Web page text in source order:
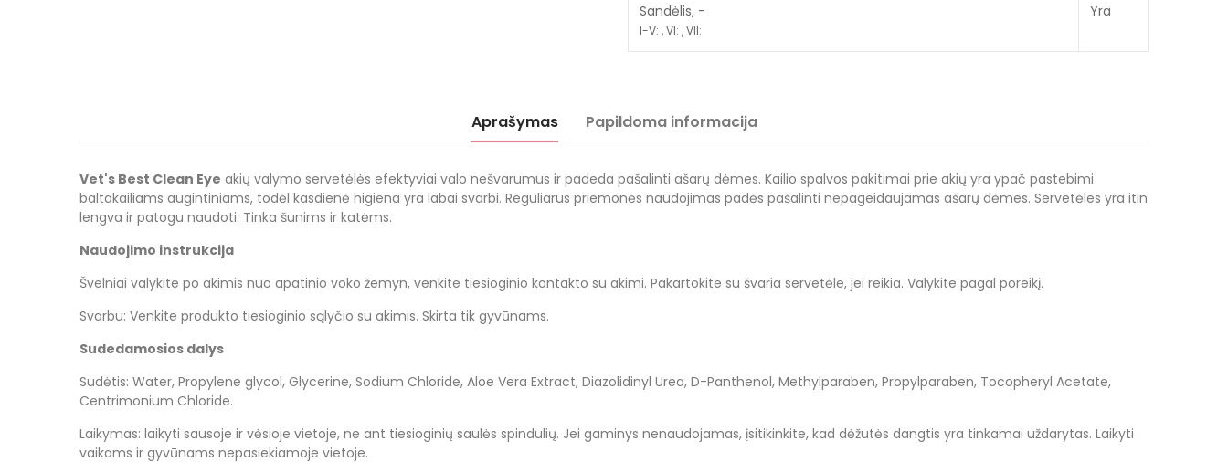
Sandėlis, -
I-V: , VI: , VII:
Yra
Aprašymas Papildoma informacija
Vet's Best Clean Eye akių valymo servetėlės efektyviai valo nešvarumus ir padeda pašalinti ašarų dėmes. Kailio spalvos pakitimai prie akių yra ypač pastebimi
baltakailiams augintiniams, todėl kasdienė higiena yra labai svarbi. Reguliarus priemonės naudojimas padės pašalinti nepageidaujamas ašarų dėmes. Servetėles yra itin
lengva ir patogu naudoti. Tinka šunims ir katėms.
Naudojimo instrukcija
Švelniai valykite po akimis nuo apatinio voko žemyn, venkite tiesioginio kontakto su akimi. Pakartokite su švaria servetėle, jei reikia. Valykite pagal poreikį.
Svarbu: Venkite produkto tiesioginio sąlyčio su akimis. Skirta tik gyvūnams.
Sudedamosios dalys
Sudėtis: Water, Propylene glycol, Glycerine, Sodium Chloride, Aloe Vera Extract, Diazolidinyl Urea, D-Panthenol, Methylparaben, Propylparaben, Tocopheryl Acetate,
Centrimonium Chloride.
Laikymas: laikyti sausoje ir vėsioje vietoje, ne ant tiesioginių saulės spindulių. Jei gaminys nenaudojamas, įsitikinkite, kad dėžutės dangtis yra tinkamai uždarytas. Laikyti
vaikams ir gyvūnams nepasiekiamoje vietoje.